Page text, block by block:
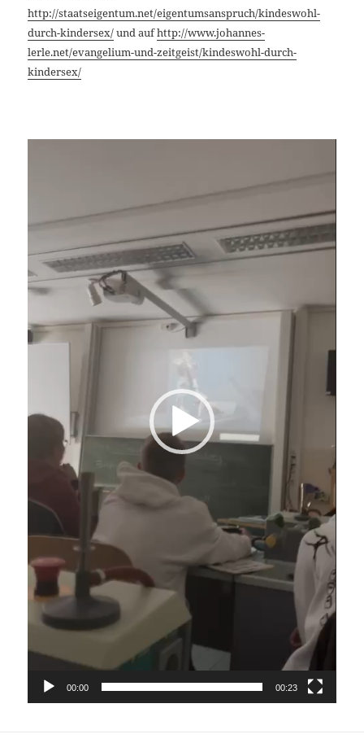
http://staatseigentum.net/eigentumsanspruch/kindeswohl-
durch-kindersex/und aufhttp://www.johannes-
lerle.net/evangelium-und-zeitgeist/kindeswohl-durch-
kindersex/
00:00 00:23